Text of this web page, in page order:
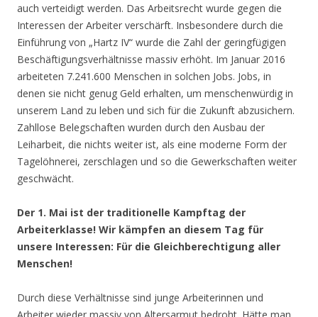
auch verteidigt werden. Das Arbeitsrecht wurde gegen die
Interessen der Arbeiter verschärft. Insbesondere durch die
Einführung von „Hartz IV“ wurde die Zahl der geringfügigen
Beschäftigungsverhältnisse massiv erhöht. Im Januar 2016
arbeiteten 7.241.600 Menschen in solchen Jobs. Jobs, in
denen sie nicht genug Geld erhalten, um menschenwürdig in
unserem Land zu leben und sich für die Zukunft abzusichern.
Zahllose Belegschaften wurden durch den Ausbau der
Leiharbeit, die nichts weiter ist, als eine moderne Form der
Tagelöhnerei, zerschlagen und so die Gewerkschaften weiter
geschwächt.
Der 1. Mai ist der traditionelle Kampftag der
Arbeiterklasse! Wir kämpfen an diesem Tag für
unsere Interessen: Für die Gleichberechtigung aller
Menschen!
Durch diese Verhältnisse sind junge Arbeiterinnen und